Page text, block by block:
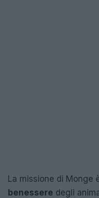
La missione di Monge
benessere degli